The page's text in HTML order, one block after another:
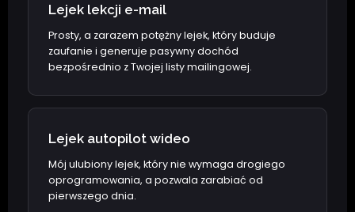
Lejek lekcji e-mail
Prosty, a zarazem potężny lejek, który buduje
zaufanie i generuje pasywny dochód
bezpośrednio z Twojej listy mailingowej.
Lejek autopilot wideo
Mój ulubiony lejek, który nie wymaga drogiego
oprogramowania, a pozwala zarabiać od
pierwszego dnia.